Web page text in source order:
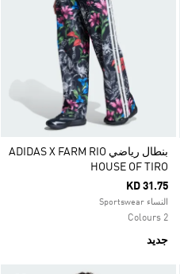
بنطال رياضي ADIDAS X FARM RIO
HOUSE OF TIRO
KD 31.75
النساء Sportswear
2 Colours
جديد